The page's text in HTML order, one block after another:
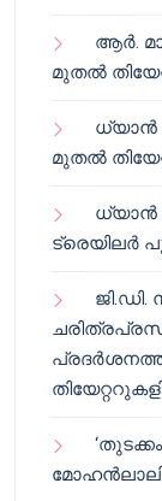
ആർ.
മുതൽ
ധ്യാൻ
മുതൽ
ധ്യാൻ
ട്രെയിലർ